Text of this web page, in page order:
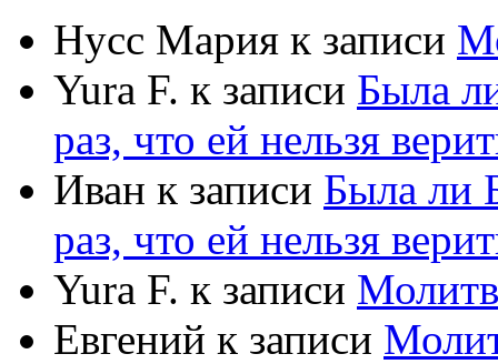
Нусс Мария к записи
Yura F. к записи Была
раз, что ей нельзя
Иван к записи Была ли
раз, что ей нельзя
Yura F. к записи
Евгений к записи